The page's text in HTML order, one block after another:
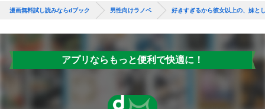
漫画無料試し読みならdブック 男性向けラノベ 好きすぎるから彼女以上の、妹と
アプリならもっと便利で快適に！